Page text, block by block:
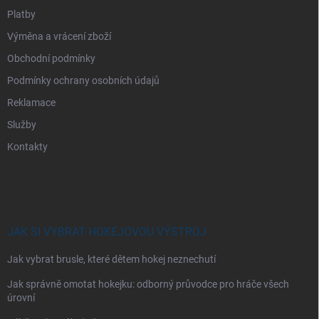
Platby
Výměna a vrácení zboží
Obchodní podmínky
Podmínky ochrany osobních údajů
Reklamace
Služby
Kontakty
JAK SI VYBRAT HOKEJOVOU VÝSTROJ
Jak vybrat brusle, které dětem hokej neznechutí
Jak správně omotat hokejku: odborný průvodce pro hráče všech
úrovní